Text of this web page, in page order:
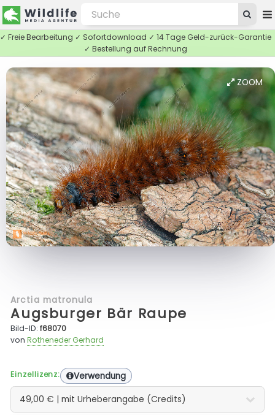
✓ Freie Bearbeitung ✓ Sofortdownload ✓ 14 Tage Geld-zurück-Garantie
✓ Bestellung auf Rechnung
ZOOM
Arctia matronula
Augsburger Bär Raupe
Bild-ID:f68070
vonRotheneder Gerhard
Einzellizenz: Verwendung